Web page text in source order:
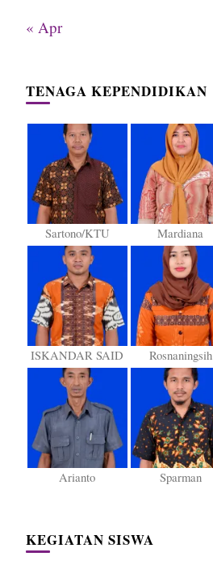
« Apr
TENAGA KEPENDIDIKAN
Sartono/KTU Mardiana
ISKANDAR SAID Rosnaningsih
Arianto Sparman
KEGIATAN SISWA